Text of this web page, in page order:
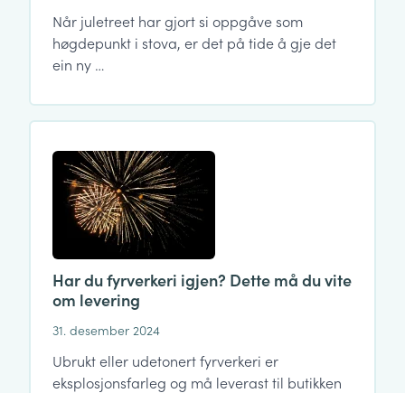
Når juletreet har gjort si oppgåve som
høgdepunkt i stova, er det på tide å gje det
ein ny …
Har du fyrverkeri igjen? Dette må du vite
om levering
31. desember 2024
Ubrukt eller udetonert fyrverkeri er
eksplosjonsfarleg og må leverast til butikken